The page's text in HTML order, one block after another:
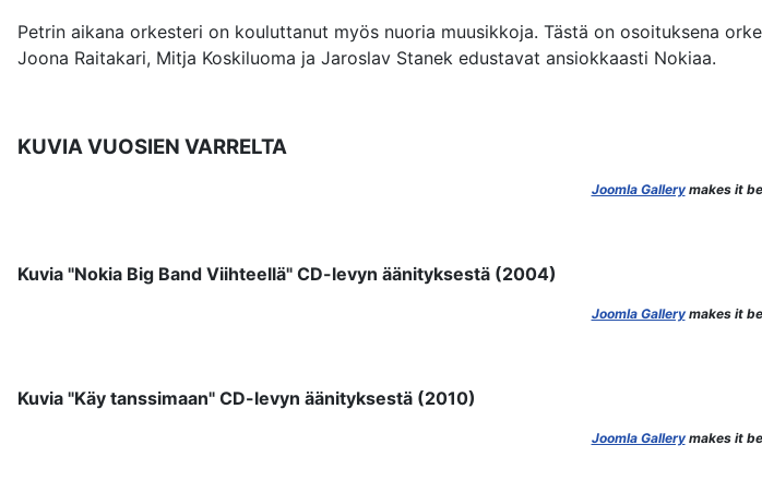
Petrin aikana orkesteri on kouluttanut myös nuoria muusikkoja. Tästä on osoituksena
Joona Raitakari, Mitja Koskiluoma ja Jaroslav Stanek edustavat ansiokkaasti Nokiaa.
KUVIA VUOSIEN VARRELTA
Joomla Gallerymakes it
Kuvia "Nokia Big Band Viihteellä" CD-levyn äänityksestä (2004)
Joomla Gallerymakes it
Kuvia "Käy tanssimaan" CD-levyn äänityksestä (2010)
Joomla Gallerymakes it